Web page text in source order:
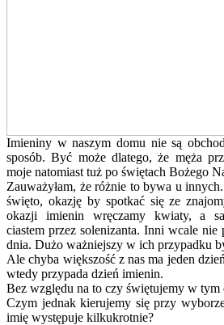
Imieniny w naszym domu nie są
sposób. Być może dlatego, że męża
moje natomiast tuż po świętach Bożego
Zauważyłam, że różnie to bywa u
święto, okazję by spotkać się ze
okazji imienin wręczamy kwiaty, a
ciastem przez solenizanta. Inni wcale
dnia. Dużo ważniejszy w ich przypadku
Ale chyba większość z nas ma jeden
wtedy przypada dzień imienin.
Bez względu na to czy świętujemy w tym
Czym jednak kierujemy się przy
imię występuje kilkukrotnie?